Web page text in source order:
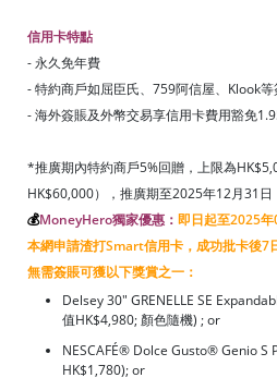
信用卡特點
- 永久免年費
- 特約商戶如屈臣氏、759阿信屋、Klook
- 海外簽賬及外幣交易享信用卡費用豁免
*推廣期內特約商戶5%回贈，上限為
HK$60,000），推廣期至2025年12月31日
💰MoneyHero獨家優惠： 即日起至2025
本網申請渣打Smart信用卡，成功批卡後7
無需簽賬可獲以下獎賞之一：
Delsey 30" GRENELLE SE
值HK$4,980; 顏色隨機) ; or
NESCAFÉ® Dolce Gusto® Genio S
HK$1,780); or